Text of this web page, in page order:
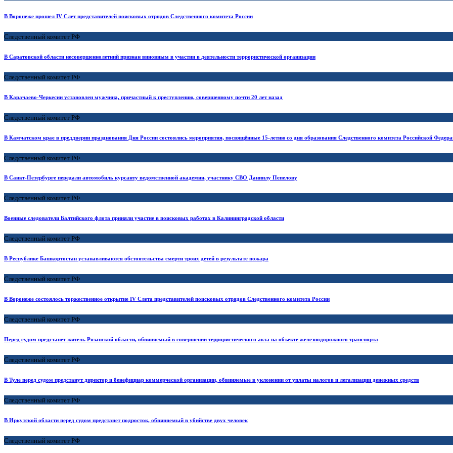
В Воронеже прошел IV Слет представителей поисковых отрядов Следственного комитета России
Следственный комитет РФ
В Саратовской области несовершеннолетний признан виновным в участии в деятельности террористической организации
Следственный комитет РФ
В Карачаево-Черкесии установлен мужчина, причастный к преступлению, совершенному почти 20 лет назад
Следственный комитет РФ
В Камчатском крае в преддверии празднования Дня России состоялись мероприятия, посвящённые 15-летию со дня образования Следственного комитета Российской
Следственный комитет РФ
В Санкт-Петербурге передали автомобиль курсанту ведомственной академии, участнику СВО Даниилу Пепелову
Следственный комитет РФ
Военные следователи Балтийского флота приняли участие в поисковых работах в Калининградской области
Следственный комитет РФ
В Республике Башкортостан устанавливаются обстоятельства смерти троих детей в результате пожара
Следственный комитет РФ
В Воронеже состоялось торжественное открытие IV Слета представителей поисковых отрядов Следственного комитета России
Следственный комитет РФ
Перед судом предстанет житель Рязанской области, обвиняемый в совершении террористического акта на объекте железнодорожного транспорта
Следственный комитет РФ
В Туле перед судом предстанут директор и бенефициар коммерческой организации, обвиняемые в уклонении от уплаты налогов и легализации денежных средств
Следственный комитет РФ
В Иркутской области перед судом предстанет подросток, обвиняемый в убийстве двух человек
Следственный комитет РФ